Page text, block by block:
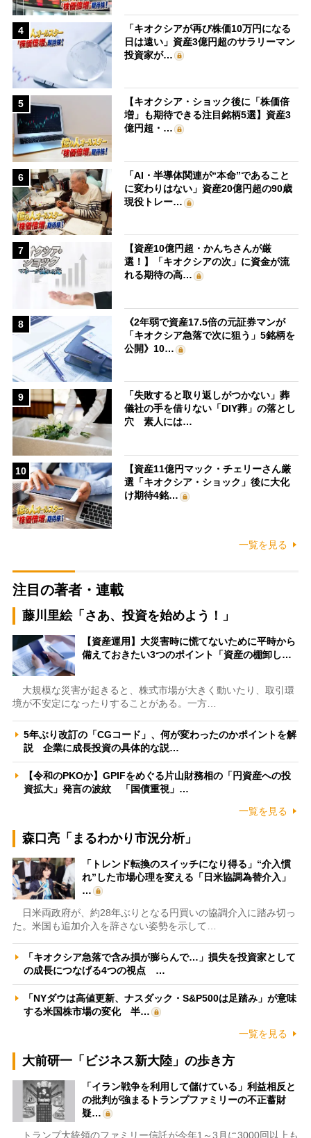
4
「キオクシアが再び株価10万円になる
日は遠い」資産3億円超のサラリーマン
投資家が…
5
【キオクシア・ショック後に「株価倍
増」も期待できる注目銘柄5選】資産3
億円超・…
6
「AI・半導体関連が“本命”であること
に変わりはない」資産20億円超の90歳
現役トレー…
7
【資産10億円超・かんちさんが厳
選！】「キオクシアの次」に資金が流
れる期待の高…
8
《2年弱で資産17.5倍の元証券マンが
「キオクシア急落で次に狙う」5銘柄を
公開》10…
9
「失敗すると取り返しがつかない」葬
儀社の手を借りない「DIY葬」の落とし
穴 素人には…
10
【資産11億円マック・チェリーさん厳
選「キオクシア・ショック」後に大化
け期待4銘…
一覧を見る
注目の著者・連載
藤川里絵「さあ、投資を始めよう！」
【資産運用】大災害時に慌てないために平時から
備えておきたい3つのポイント「資産の棚卸し…
大規模な災害が起きると、株式市場が大きく動いたり、取引環
境が不安定になったりすることがある。一方…
5年ぶり改訂の「CGコード」、何が変わったのかポイントを解
説 企業に成長投資の具体的な説…
【令和のPKOか】GPIFをめぐる片山財務相の「円資産への投
資拡大」発言の波紋 「国債重視」…
一覧を見る
森口亮「まるわかり市況分析」
「トレンド転換のスイッチになり得る」“介入慣
れ”した市場心理を変える「日米協調為替介入」
…
日米両政府が、約28年ぶりとなる円買いの協調介入に踏み切っ
た。米国も追加介入を辞さない姿勢を示して…
「キオクシア急落で含み損が膨らんで…」損失を投資家として
の成長につなげる4つの視点 …
「NYダウは高値更新、ナスダック・S&P500は足踏み」が意味
する米国株市場の変化 半…
一覧を見る
大前研一「ビジネス新大陸」の歩き方
「イラン戦争を利用して儲けている」利益相反と
の批判が強まるトランプファミリーの不正蓄財
疑…
トランプ大統領のファミリー信託が今年1～3月に3000回以上も